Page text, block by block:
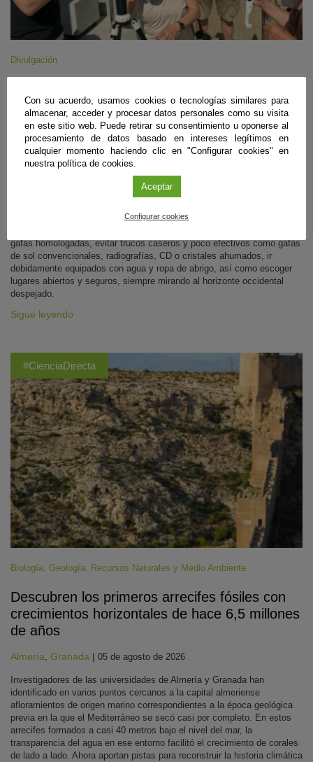
Divulgación
e invita a disfrutarlo con seguridad
Andalucía|07 de agosto de 2026
El próximo 12 de agosto, al atardecer, las miradas de curiosos y
aficionados a la astronomía apuntarán al cielo. El primero de los tres
eclipses que se sucederán en 2026, 2027 y 2028 se iniciará a las
19:39, y llegará a su fase máxima hacia las 20:30, para finalizar entre
Andalucía se observará de forma parcial, y aunque el Sol no esté
gafas homologadas, evitar trucos caseros y poco efectivos como gafas
de sol convencionales, radiografías, CD o cristales ahumados, ir
debidamente equipados con agua y ropa de abrigo, así como escoger
lugares abiertos y seguros, siempre mirando al horizonte occidental
despejado.
Sigue leyendo
#CienciaDirecta
Biología, Geología, Recursos Naturales y Medio Ambiente
Descubren los primeros arrecifes fósiles con
crecimientos horizontales de hace 6,5 millones
de años
Almería Granada | 05 de agosto de 2026
Investigadores de las universidades de Almería y Granada han
identificado en varios puntos cercanos a la capital almeriense
afloramientos de origen marino correspondientes a la época geológica
previa en la que el Mediterráneo se secó casi por completo. En estos
arrecifes formados a casi 40 metros bajo el nivel del mar, la
transparencia del agua en ese entorno facilitó el crecimiento de corales
de lado a lado. Ahora aportan pistas para reconstruir la historia climática
Con su acuerdo, usamos cookies o tecnologías similares para
almacenar, acceder y procesar datos personales como su visita
en este sitio web. Puede retirar su consentimiento u oponerse al
procesamiento de datos basado en intereses legítimos en
cualquier momento haciendo clic en "Configurar cookies" en
nuestra política de cookies.
Aceptar
Configurar cookies